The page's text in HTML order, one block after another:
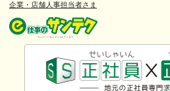
企業・店舗人事担当者さま